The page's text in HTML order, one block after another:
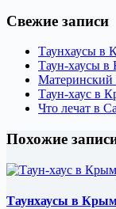
Свежие записи
Таунхаусы в
Таун-хаусы в
Материнский
Таун-хаус в
Что лечат в
Похожие
Таунхаусы в